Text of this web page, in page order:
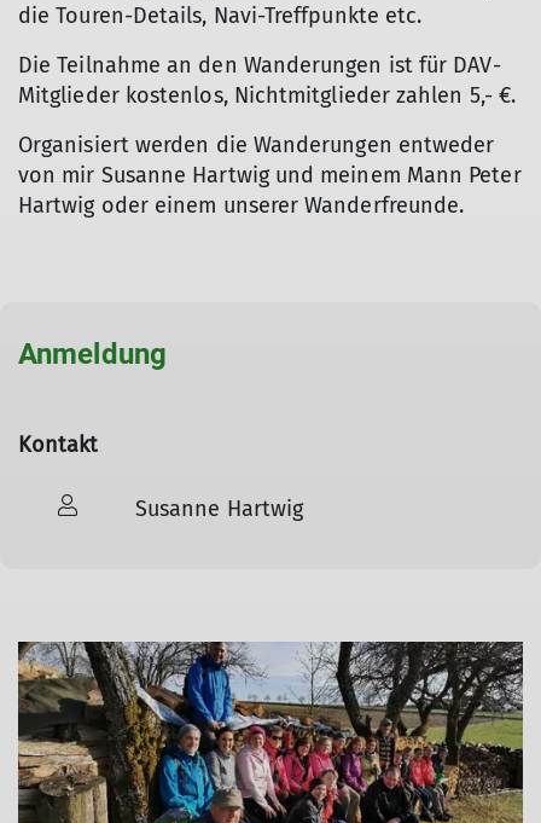
die Touren-Details, Navi-Treffpunkte etc.
Die Teilnahme an den Wanderungen ist für DAV-
Mitglieder kostenlos, Nichtmitglieder zahlen 5,- €.
Organisiert werden die Wanderungen entweder
von mir Susanne Hartwig und meinem Mann Peter
Hartwig oder einem unserer Wanderfreunde.
Anmeldung
Kontakt
Susanne Hartwig